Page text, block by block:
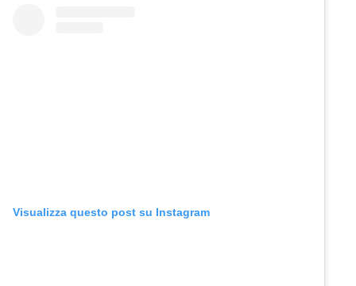
Visualizza questo post su Instagram